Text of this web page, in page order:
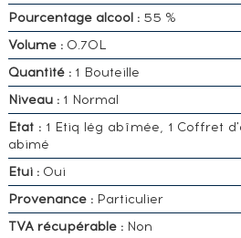
Pourcentage alcool :55 %
Volume : 0.70L
Quantité :1 Bouteille
Niveau :1 Normal
Etat :1 Etiq lég abîmée, 1 Coffret
abimé
Etui :Oui
Provenance :Particulier
TVA récupérable :Non